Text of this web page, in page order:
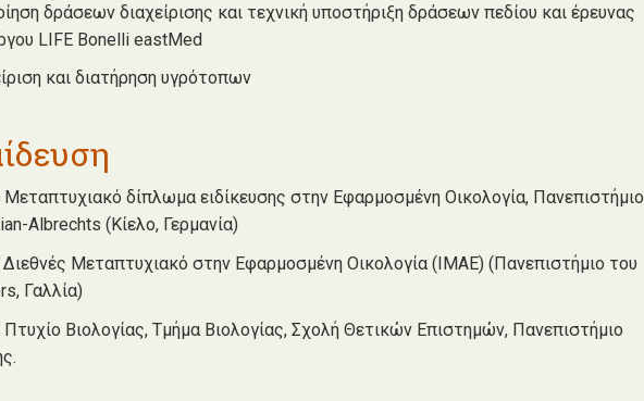
δράσεων διαχείρισης και τεχνική υποστήριξη δράσεων πεδίου και έρευνας
LIFE Bonelli eastMed
και διατήρηση υγρότοπων
Μεταπτυχιακό δίπλωμα ειδίκευσης στην Εφαρμοσμένη Οικολογία, Πανεπιστήμιο
Albrechts (Κίελο, Γερμανία)
Διεθνές Μεταπτυχιακό στην Εφαρμοσμένη Οικολογία (IMAE) (Πανεπιστήμιο του
Γαλλία)
Πτυχίο Βιολογίας, Τμήμα Βιολογίας, Σχολή Θετικών Επιστημών, Πανεπιστήμιο